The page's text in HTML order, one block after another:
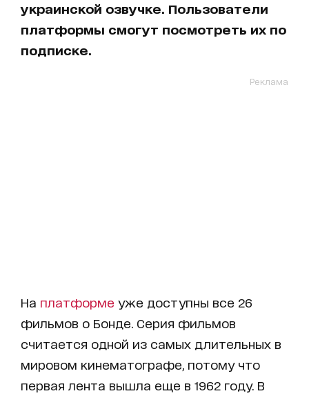
украинской озвучке. Пользователи
платформы смогут посмотреть их по
подписке.
Реклама
На платформе уже доступны все 26
фильмов о Бонде. Серия фильмов
считается одной из самых длительных в
мировом кинематографе, потому что
первая лента вышла еще в 1962 году. В